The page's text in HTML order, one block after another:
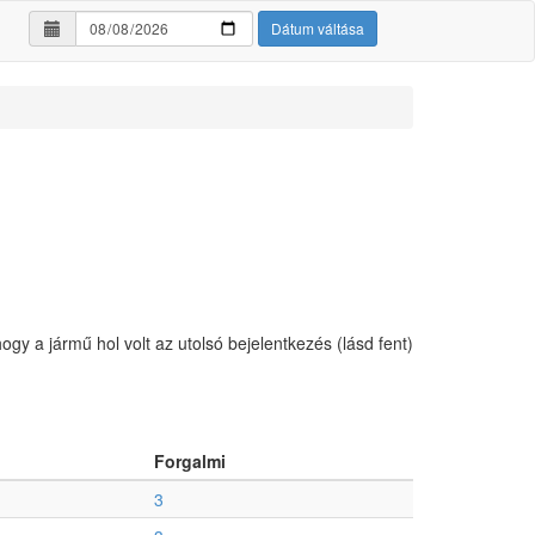
Dátum váltása
a jármű hol volt az utolsó bejelentkezés (lásd fent)
Forgalmi
3